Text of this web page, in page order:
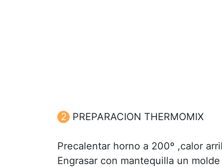
PREPARACION THERMOMIX
Precalentar horno a 200º ,calor
Engrasar con mantequilla un